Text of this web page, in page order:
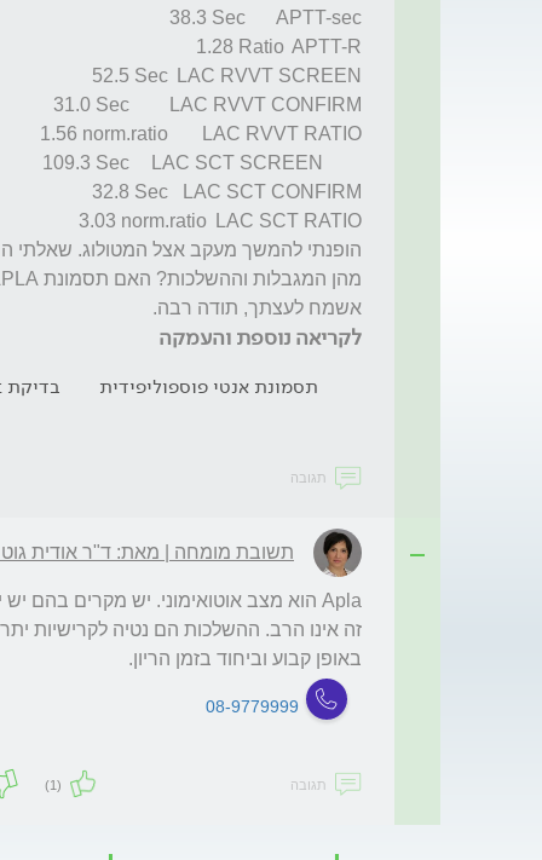
אשמח לעצתך, תודה רבה.
לקריאה נוספת והעמקה
תסמונת אנטי פוספוליפידית בדיקת ptt
תגובה
תשובת מומחה | מאת: ד"ר אודית
באופן קבוע וביחוד בזמן הריון.
08-9779999
תגובה (1)